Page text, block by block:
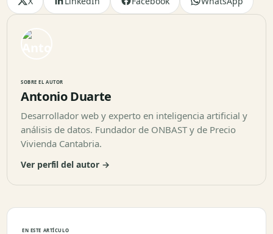
SOBRE EL AUTOR
Antonio Duarte
Desarrollador web y experto en inteligencia artificial y
análisis de datos. Fundador de ONBAST y de Precio
Vivienda Cantabria.
Ver perfil del autor →
EN ESTE ARTÍCULO